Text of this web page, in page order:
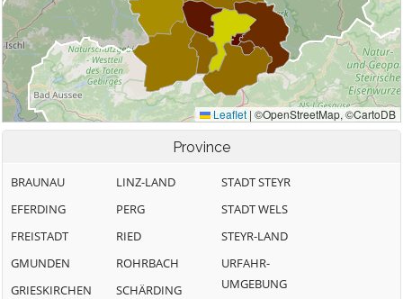
Province
BRAUNAU
EFERDING
FREISTADT
GMUNDEN
GRIESKIRCHEN
LINZ-LAND
PERG
RIED
ROHRBACH
SCHÄRDING
STADT STEYR
STADT WELS
STEYR-LAND
URFAHR-
UMGEBUNG